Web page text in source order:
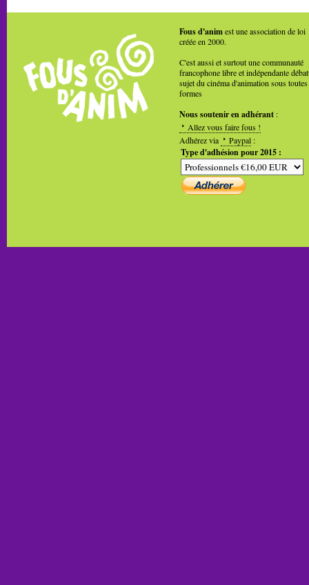
Fous d'animest une association de loi
créée en 2000.
C'est aussi et surtout une communauté
francophone libre et indépendante
sujet du cinéma d'animation sous toutes
formes
Nous soutenir en adhérant :
Allez vous faire fous !
Adhérez via
Paypal :
Type d'adhésion pour 2015 :